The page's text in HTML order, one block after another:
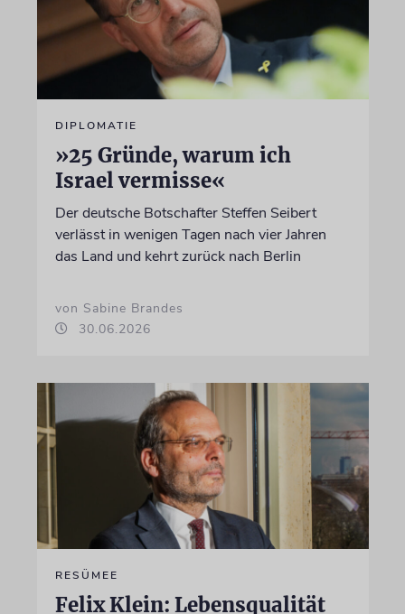
DIPLOMATIE
»25 Gründe, warum ich
Israel vermisse«
Der deutsche Botschafter Steffen Seibert
verlässt in wenigen Tagen nach vier Jahren
das Land und kehrt zurück nach Berlin
von Sabine Brandes
30.06.2026
RESÜMEE
Felix Klein: Lebensqualität